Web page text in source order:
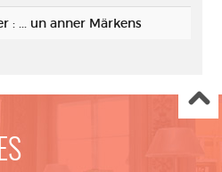
: ... un anner Märkens